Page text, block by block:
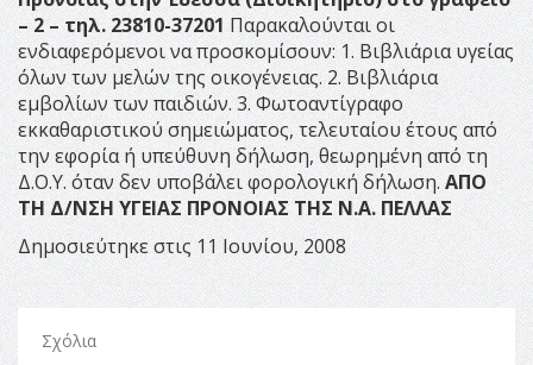
– 2 – τηλ. 23810-37201 Παρακαλούνται οι
ενδιαφερόμενοι να προσκομίσουν: 1. Βιβλιάρια υγείας
όλων των μελών της οικογένειας. 2. Βιβλιάρια
εμβολίων των παιδιών. 3. Φωτοαντίγραφο
εκκαθαριστικού σημειώματος, τελευταίου έτους από
την εφορία ή υπεύθυνη δήλωση, θεωρημένη από τη
Δ.Ο.Υ. όταν δεν υποβάλει φορολογική δήλωση.ΑΠΟ
ΤΗ Δ/ΝΣΗ ΥΓΕΙΑΣ ΠΡΟΝΟΙΑΣ ΤΗΣ Ν.Α. ΠΕΛΛΑΣ
Δημοσιεύτηκε στις 11 Ιουνίου, 2008
Σχόλια